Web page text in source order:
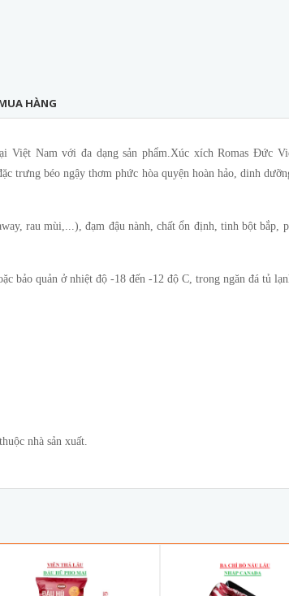
HÀNG
Nam với đa dạng sản phẩm.Xúc xích Romas Đức
trưng béo ngậy thơm phức hòa quyện hoàn hảo, dinh
rau mùi,...), đạm đậu nành, chất ổn định, tinh bột bắp,
bảo quản ở nhiệt độ -18 đến -12 độ C, trong ngăn đá tủ
nhà sản xuất.